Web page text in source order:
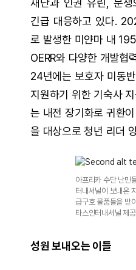
재난과 인권 유린, 분
긴급 대응하고 있다.
로 발생한 미얀마 내
OERR와 다양한 개발협
24년에는 보호자 미동
지원하기 위한 기숙사
는 내전 장기화로 귀환
을 대상으로 청년 리더
아프리카 수단 난민
터내셔널이 보내온
급구호 물품들을 받
타스인터내셔널 제공
성원 보내오는 이들